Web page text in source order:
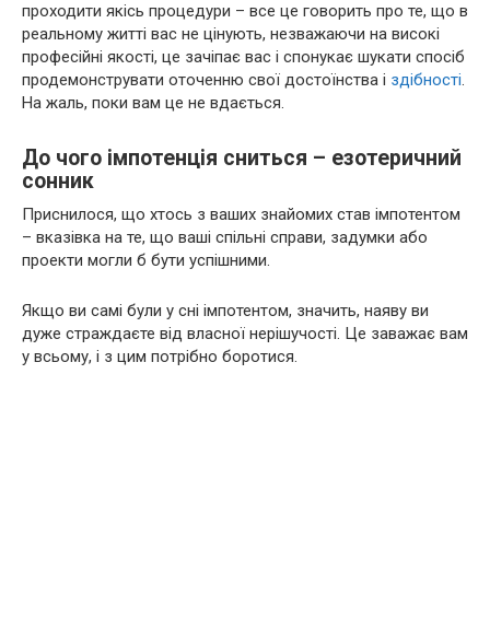
проходити якісь процедури – все це говорить про те, що в
реальному житті вас не цінують, незважаючи на високі
професійні якості, це зачіпає вас і спонукає шукати спосіб
продемонструвати оточенню свої достоїнства і здібності.
На жаль, поки вам це не вдається.
До чого імпотенція сниться – езотеричний
сонник
Приснилося, що хтось з ваших знайомих став імпотентом
– вказівка на те, що ваші спільні справи, задумки або
проекти могли б бути успішними.
Якщо ви самі були у сні імпотентом, значить, наяву ви
дуже страждаєте від власної нерішучості. Це заважає вам
у всьому, і з цим потрібно боротися.